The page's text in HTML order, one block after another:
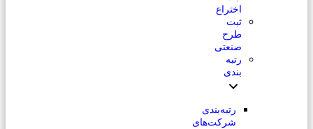
اختراع
ثبت
طرح
صنعتی
رتبه
بندی
رتبه‌بندی
شرکت‌های